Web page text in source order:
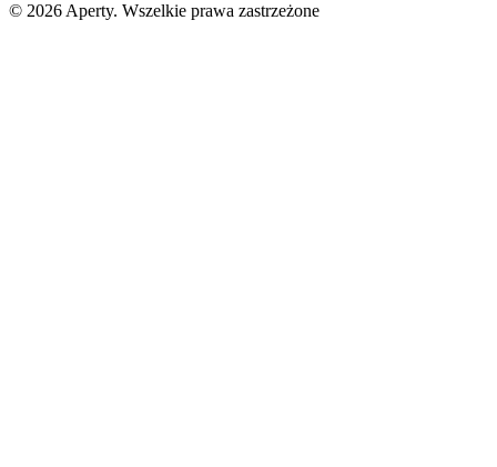
© 2026 Aperty. Wszelkie prawa zastrzeżone